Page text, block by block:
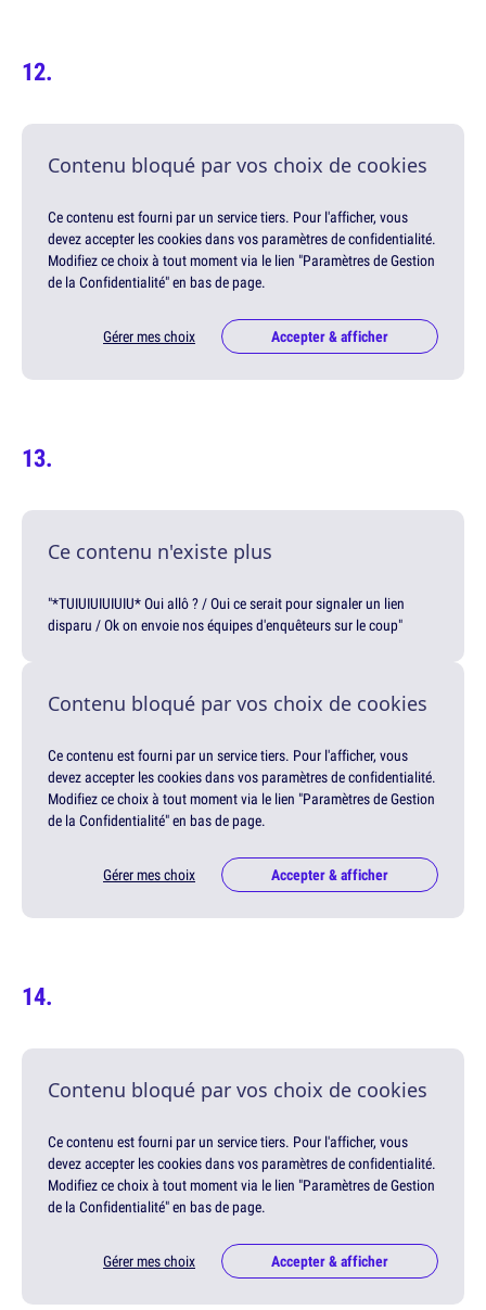
Contenu bloqué par vos choix de cookies
Ce contenu est fourni par un service tiers. Pour l'afficher, vous
devez accepter les cookies dans vos paramètres de confidentialité.
Modifiez ce choix à tout moment via le lien "Paramètres de Gestion
de la Confidentialité" en bas de page.
Gérer mes choix Accepter & afficher
Ce contenu n'existe plus
"*TUIUIUIUIUIU* Oui allô ? / Oui ce serait pour signaler un lien
disparu / Ok on envoie nos équipes d'enquêteurs sur le coup"
Contenu bloqué par vos choix de cookies
Ce contenu est fourni par un service tiers. Pour l'afficher, vous
devez accepter les cookies dans vos paramètres de confidentialité.
Modifiez ce choix à tout moment via le lien "Paramètres de Gestion
de la Confidentialité" en bas de page.
Gérer mes choix Accepter & afficher
Contenu bloqué par vos choix de cookies
Ce contenu est fourni par un service tiers. Pour l'afficher, vous
devez accepter les cookies dans vos paramètres de confidentialité.
Modifiez ce choix à tout moment via le lien "Paramètres de Gestion
de la Confidentialité" en bas de page.
Gérer mes choix Accepter & afficher